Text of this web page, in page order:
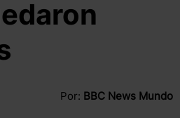
Por: BBC News Mundo